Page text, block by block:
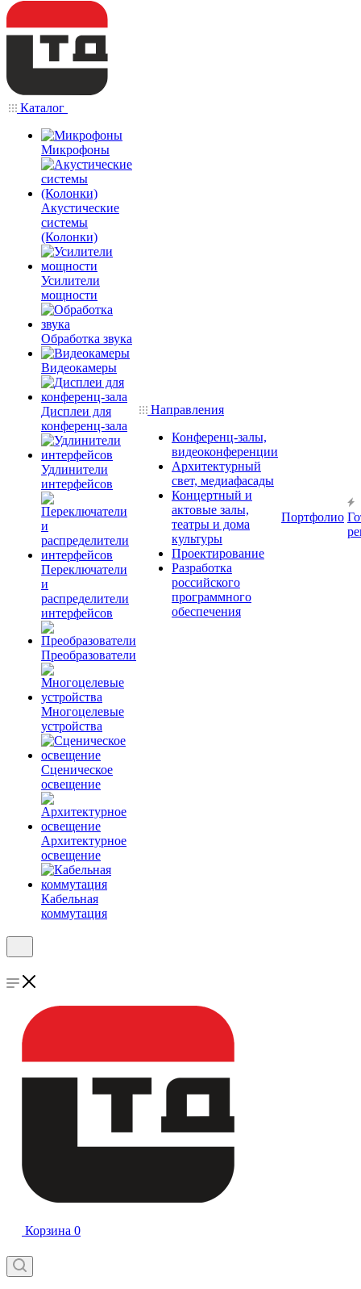
Каталог
Микрофоны
Акустические
системы
(Колонки)
Усилители
мощности
Обработка звука
Видеокамеры
Дисплеи для
конференц-зала
Удлинители
интерфейсов
Переключатели
и
распределители
интерфейсов
Преобразователи
Многоцелевые
устройства
Сценическое
освещение
Архитектурное
освещение
Кабельная
коммутация
Направления
Конференц-залы,
видеоконференции
Архитектурный
свет, медиафасады
Концертный и
актовые залы,
театры и дома
культуры
Проектирование
Разработка
российского
программного
обеспечения
Портфолио
Корзина 0